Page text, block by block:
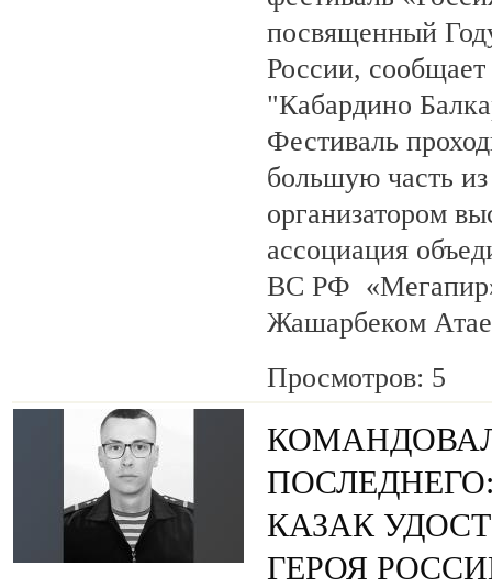
посвященный
России,
"Кабардино
Фестиваль
большую часть
организатором
ассоциация
ВС РФ «Мегапир»
Жашарбеком
Просмотров: 5
КАЗАК
ГЕРОЯ